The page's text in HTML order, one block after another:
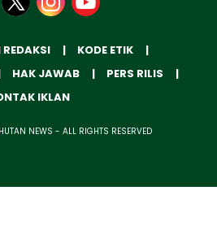
REDAKSI
KODE ETIK
HAK JAWAB
PERS RILIS
IKLAN
NEWS - ALL RIGHTS RESERVED